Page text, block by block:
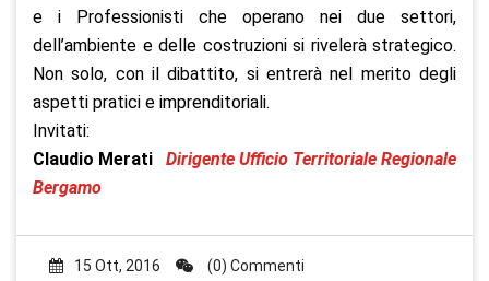
e i Professionisti che operano nei due settori,
dell’ambiente e delle costruzioni si rivelerà strategico.
Non solo, con il dibattito, si entrerà nel merito degli
aspetti pratici e imprenditoriali.
Invitati:
Claudio Merati
Dirigente Ufficio Territoriale Regionale
Bergamo
15 Ott, 2016 (0) Commenti